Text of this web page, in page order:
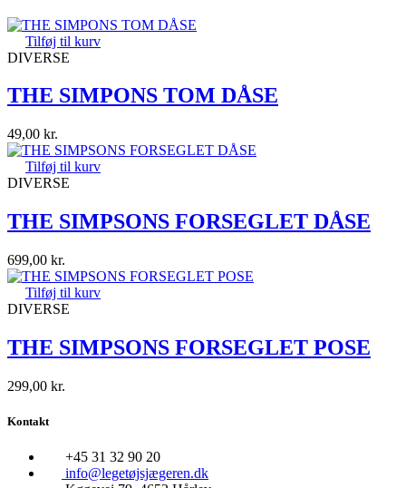
Tilføj til kurv
DIVERSE
THE SIMPONS TOM DÅSE
49,00 kr.
Tilføj til kurv
DIVERSE
THE SIMPSONS FORSEGLET DÅSE
699,00 kr.
Tilføj til kurv
DIVERSE
THE SIMPSONS FORSEGLET POSE
299,00 kr.
Kontakt
+45 31 32 90 20
info@legetøjsjægeren.dk